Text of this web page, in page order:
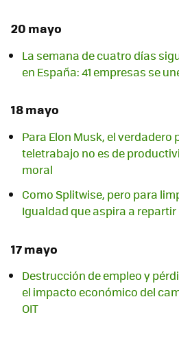
20 mayo
La semana de cuatro días
en España: 41 empresas se
18 mayo
Para Elon Musk, el verdadero
teletrabajo no es de
moral
Como Splitwise, pero para
Igualdad que aspira a
17 mayo
Destrucción de empleo y
el impacto económico del
OIT